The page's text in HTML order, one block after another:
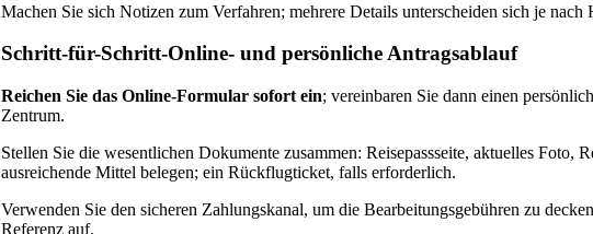
Machen Sie sich Notizen zum Verfahren; mehrere Details unterscheiden sich je nach
Schritt-für-Schritt-Online- und persönliche Antragsablauf
Reichen Sie das Online-Formular sofort ein; vereinbaren Sie dann einen
Zentrum.
Stellen Sie die wesentlichen Dokumente zusammen: Reisepassseite, aktuelles Foto,
ausreichende Mittel belegen; ein Rückflugticket, falls erforderlich.
Verwenden Sie den sicheren Zahlungskanal, um die Bearbeitungsgebühren zu
Referenz auf.